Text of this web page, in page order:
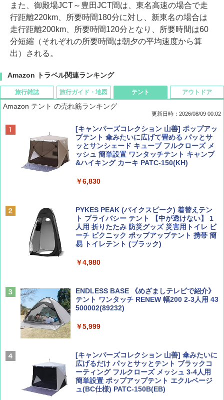
また、御殿場JCT～豊田JCT間は、東名高速の場合で走
行距離220km、所要時間180分に対し、新東名の場合は
走行距離200km、所要時間120分となり、所要時間は60
分短縮（それぞれの所要時間は朝夕の平均速度から算
出）される。
Amazon トラベル関連ランキング
旅行雑誌
BE-PAL(ビ-パル) 2026年 9 月号【特別付録:
SOTO ミニマル"旅"財布 ランダム2種】
￥1,500
￥713
AIRLINE（エアライン）2026年9月号【特
集】ボーイング110周年を祝して！
旅行ガイド・地図
D40 地球の歩き方 チェンマイ タイ北部の魅
力的な町 2026～2027 地球の歩き方D アジア
￥2,079
￥2,695
球の歩き方A ヨーロッパ
ァキア 2026～2027 地球の歩き方A ヨーロッ
￥2,277
新しい日本地理 地図・統計・移動から読み
解く (講談社現代新書)
テント
Amazon テント の売れ筋ランキング
更新日時：2026/08/09 00:02
[キャンパーズコレクション 山善] ポップアッ
プテント 傘みたいに広げて畳める パッとサ
ッとサンシェード キューブ フルクローズ メ
ッシュ 簡単設置 ワンタッチテント キャンプ
&ハイキング カーキ PATC-150(KH)
￥6,830
PYKES PEAK (パイクスピーク) 着替えテン
ト プライバシー テント 【中が透けない】 1
人用 折りたたみ 防災グッズ 災害用トイレ ビ
ーチ ピクニック ポップアップテント 携帯 簡
易 トイレテント (ブラック)
￥4,980
ENDLESS BASE 《めざましテレビで紹介》
テント ワンタッチ RENEW 幅200 2-3人用 43
500002(89232)
￥5,999
[キャンパーズコレクション 山善] 傘みたいに
広げるだけ パッとサッとテント ブラックコ
ーティング フルクローズ メッシュ 3-4人用
簡単設置 ポップアップテント エクルベージ
ュ(BC仕様) PATC-150B(EB)
アウトドア